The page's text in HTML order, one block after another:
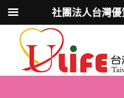
社團法人台灣